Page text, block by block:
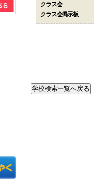
クラス会
クラス会掲示板